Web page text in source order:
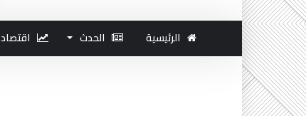
الرئيسية الحدث اقتصاد